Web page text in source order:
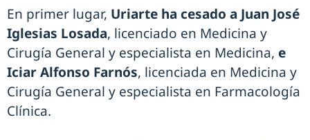
En primer lugar, Uriarte ha cesado a Juan José
Iglesias Losada, licenciado en Medicina y
Cirugía General y especialista en Medicina, e
Iciar Alfonso Farnós, licenciada en Medicina y
Cirugía General y especialista en Farmacología
Clínica.